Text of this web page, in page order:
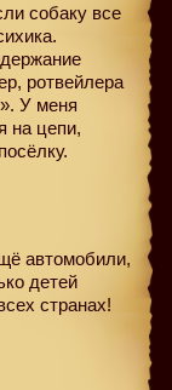
собаку все
ротвейлера
У меня
на цепи,
автомобили,
детей
странах!